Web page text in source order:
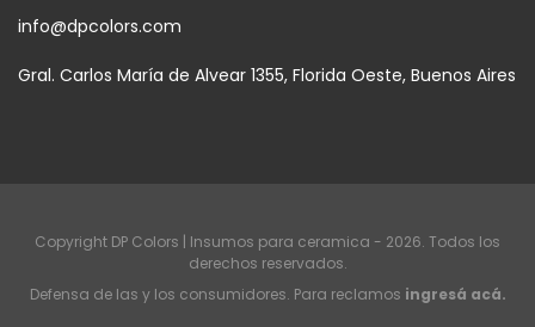
info@dpcolors.com
Gral. Carlos María de Alvear 1355, Florida Oeste, Buenos Aires
Copyright DP Colors | Insumos para ceramica - 2026. Todos los
derechos reservados.
Defensa de las y los consumidores. Para reclamos ingresá acá.